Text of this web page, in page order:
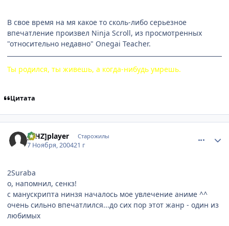
В свое время на мя какое то сколь-либо серьезное
впечатление произвел Ninja Scroll, из просмотренных
"относительно недавно" Onegai Teacher.
Ты родился, ты живешь, а когда-нибудь умрешь.
Цитата
[AHZ]player Старожилы
7 Ноября, 200421 г
2Suraba
о, напомнил, сенкз!
с манускрипта нинзя началось мое увлечение аниме ^^
очень сильно впечатлился...до сих пор этот жанр - один из
любимых